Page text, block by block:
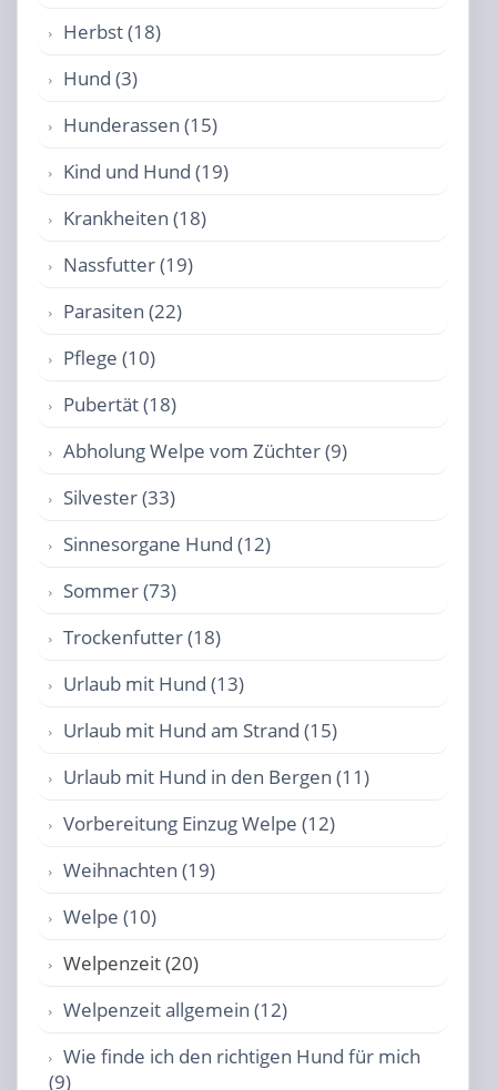
Herbst (18)
Hund (3)
Hunderassen (15)
Kind und Hund (19)
Krankheiten (18)
Nassfutter (19)
Parasiten (22)
Pflege (10)
Pubertät (18)
Abholung Welpe vom Züchter (9)
Silvester (33)
Sinnesorgane Hund (12)
Sommer (73)
Trockenfutter (18)
Urlaub mit Hund (13)
Urlaub mit Hund am Strand (15)
Urlaub mit Hund in den Bergen (11)
Vorbereitung Einzug Welpe (12)
Weihnachten (19)
Welpe (10)
Welpenzeit (20)
Welpenzeit allgemein (12)
Wie finde ich den richtigen Hund für mich
(9)